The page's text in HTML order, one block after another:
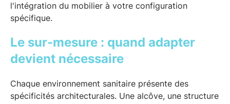
l'intégration du mobilier à votre configuration
spécifique.
Le sur-mesure : quand adapter
devient nécessaire
Chaque environnement sanitaire présente des
spécificités architecturales. Une alcôve, une structure